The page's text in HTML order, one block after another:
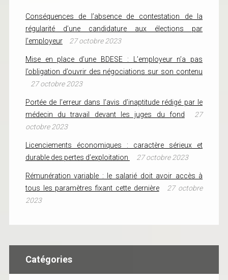
Conséquences de l’absence de contestation de la
régularité d’une candidature aux élections par
l’employeur
27 octobre 2023
Mise en place d’une BDESE : L’employeur n’a pas
l’obligation d’ouvrir des négociations sur son contenu
27 octobre 2023
Portée de l’erreur dans l’avis d’inaptitude rédigé par le
médecin du travail devant les juges du fond
27
octobre 2023
Licenciements économiques : caractère sérieux et
durable des pertes d’exploitation
27 octobre 2023
Rémunération variable : le salarié doit avoir accès à
tous les paramètres fixant cette dernière
27 octobre
2023
Catégories